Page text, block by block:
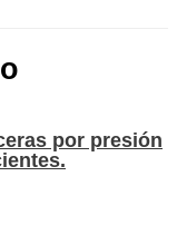
por presión